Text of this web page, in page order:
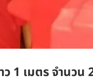
1 เมตร จำนวน